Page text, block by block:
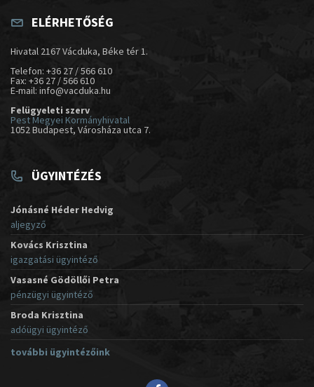
ELÉRHETŐSÉG
Hivatal 2167 Vácduka, Béke tér 1.
Telefon: +36 27 / 566 610
Fax: +36 27 / 566 610
E-mail: info@vacduka.hu
Felügyeleti szerv
Pest Megyei Kormányhivatal
1052 Budapest, Városháza utca 7.
ÜGYINTÉZÉS
Jónásné Héder Hedvig
aljegyző
Kovács Krisztina
igazgatási ügyintéző
Vasasné Gödöllői Petra
pénzügyi ügyintéző
Broda Krisztina
adóügyi ügyintéző
további ügyintézőink